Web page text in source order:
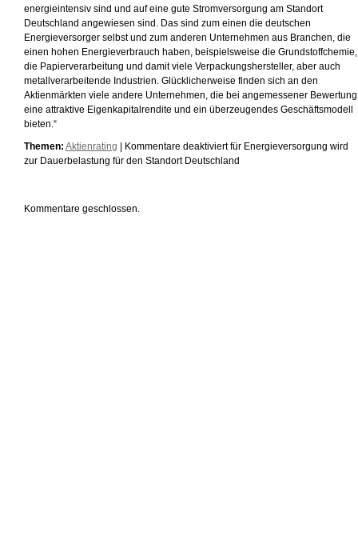
energieintensiv sind und auf eine gute Stromversorgung am Standort
Deutschland angewiesen sind. Das sind zum einen die deutschen
Energieversorger selbst und zum anderen Unternehmen aus Branchen, die
einen hohen Energieverbrauch haben, beispielsweise die Grundstoffchemie,
die Papierverarbeitung und damit viele Verpackungshersteller, aber auch
metallverarbeitende Industrien. Glücklicherweise finden sich an den
Aktienmärkten viele andere Unternehmen, die bei angemessener Bewertung
eine attraktive Eigenkapitalrendite und ein überzeugendes Geschäftsmodell
bieten.“
Themen: Aktienrating Kommentare deaktiviertfür Energieversorgung wird
zur Dauerbelastung für den Standort Deutschland
Kommentare geschlossen.